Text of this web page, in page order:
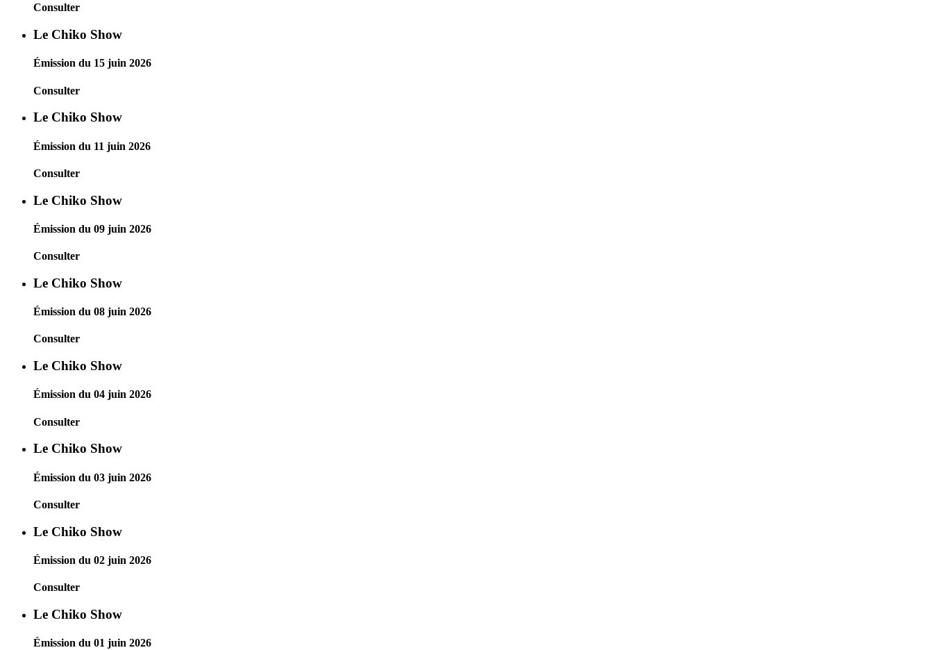
Consulter
Le Chiko Show
Émission du 15 juin 2026
Consulter
Le Chiko Show
Émission du 11 juin 2026
Consulter
Le Chiko Show
Émission du 09 juin 2026
Consulter
Le Chiko Show
Émission du 08 juin 2026
Consulter
Le Chiko Show
Émission du 04 juin 2026
Consulter
Le Chiko Show
Émission du 03 juin 2026
Consulter
Le Chiko Show
Émission du 02 juin 2026
Consulter
Le Chiko Show
Émission du 01 juin 2026